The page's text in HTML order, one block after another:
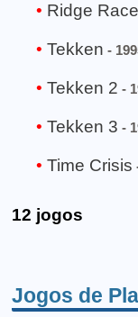
Ridge
Tekken -
Tekken 2 -
Tekken 3 -
Time Crisis
12 jogos
Jogos de